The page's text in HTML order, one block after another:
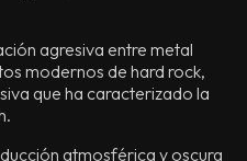
agresiva entre metal
modernos de hard rock,
que ha caracterizado la
atmosférica y oscura